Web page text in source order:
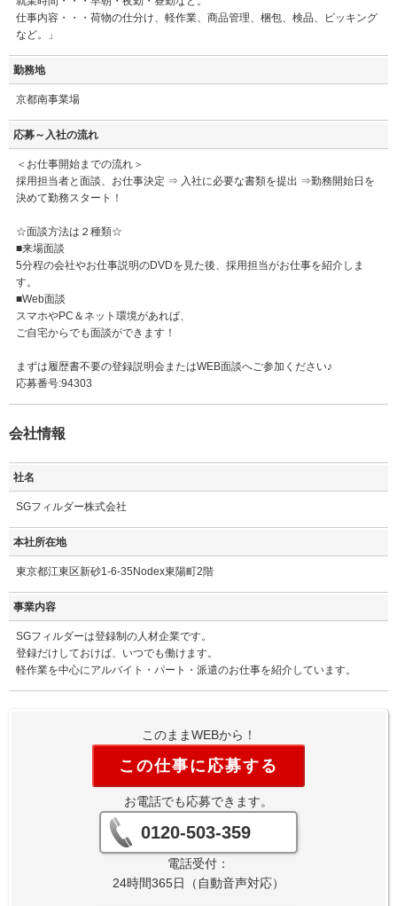
仕事内容・・・荷物の仕分け、軽作業、商品管理、梱包、検品、ピッキング
など。」
勤務地
京都南事業場
応募～入社の流れ
＜お仕事開始までの流れ＞
採用担当者と面談、お仕事決定 ⇒ 入社に必要な書類を提出 ⇒勤務開始日を
決めて勤務スタート！
☆面談方法は２種類☆
■来場面談
5分程の会社やお仕事説明のDVDを見た後、採用担当がお仕事を紹介しま
す。
■Web面談
スマホやPC＆ネット環境があれば、
ご自宅からでも面談ができます！
まずは履歴書不要の登録説明会またはWEB面談へご参加ください♪
応募番号:94303
会社情報
社名
SGフィルダー株式会社
本社所在地
東京都江東区新砂1-6-35Nodex東陽町2階
事業内容
SGフィルダーは登録制の人材企業です。
登録だけしておけば、いつでも働けます。
軽作業を中心にアルバイト・パート・派遣のお仕事を紹介しています。
このままWEBから！
この仕事に応募する
お電話でも応募できます。
0120-503-359
電話受付：
24時間365日（自動音声対応）